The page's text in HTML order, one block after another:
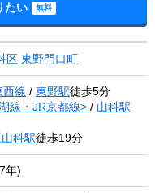
たい
区 東野門口町
西線 / 東野駅徒歩5分
線・JR京都線> / 山科駅
科駅徒歩19分
年)